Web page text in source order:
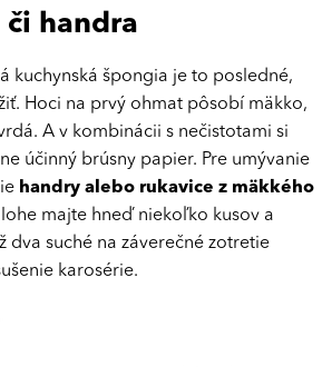
či handra
kuchynská špongia je to posledné,
Hoci na prvý ohmat pôsobí mäkko,
A v kombinácii s nečistotami si
účinný brúsny papier. Pre umývanie
handry alebo rukavice z mäkkého
majte hneď niekoľko kusov a
dva suché na záverečné zotretie
karosérie.